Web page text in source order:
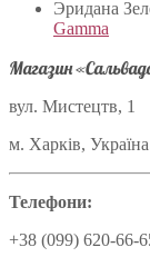
Эридана
Gamma
Магазин
вул. Мистецтв, 1
м. Харків,
Телефони:
+38 (099) 620-66-